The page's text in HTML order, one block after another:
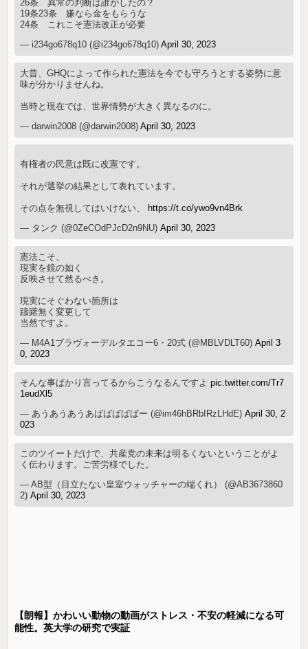
26条 異常の判断は誰がしたの？
19条23条 嫌なら金をもらうな
24条 これこそ憲法改正が必要
— i234go678q10 (@i234go678q10)April 30, 2023
大昔、GHQによって作られた憲法を今でも守ろうとする姿勢に意
味が分かりませんね。
当時と現在では、世界情勢が大きく異なるのに。
— darwin2008 (@darwin2008)April 30, 2023
有権者の民意は既に改憲です。
それが選挙の結果として表れています。
その点を無視してはいけない、 https://t.co/ywo9vn4Brk
— タンク (@0ZeCOdPJcD2n9NU)April 30, 2023
憲法こそ、
現実を鏡の如く
反映させて然るべき。
現実にそぐわない箇所は
躊躇無く変更して
当然ですよ。
— M4A1ブラヴォーデルタエコー6・20式 (@MBLVDLT60)April 3
0, 2023
そんな事ばかり言ってるからこうなるんですよpic.twitter.com/Tr7
1eudXl5
— あうあうあうあばばばばばー (@im46hBRbIRzLHdE)April 30, 2
023
このツイートだけで、共産党の未来は明るくないということがよ
く伝わります。ご苦労様でした。
— AB型（目立たない皇室ウォッチャーの端くれ） (@AB3673860
2)April 30, 2023
【朗報】かわいい動物の動画がストレス・不安の軽減になる可
能性。英大学の研究で実証